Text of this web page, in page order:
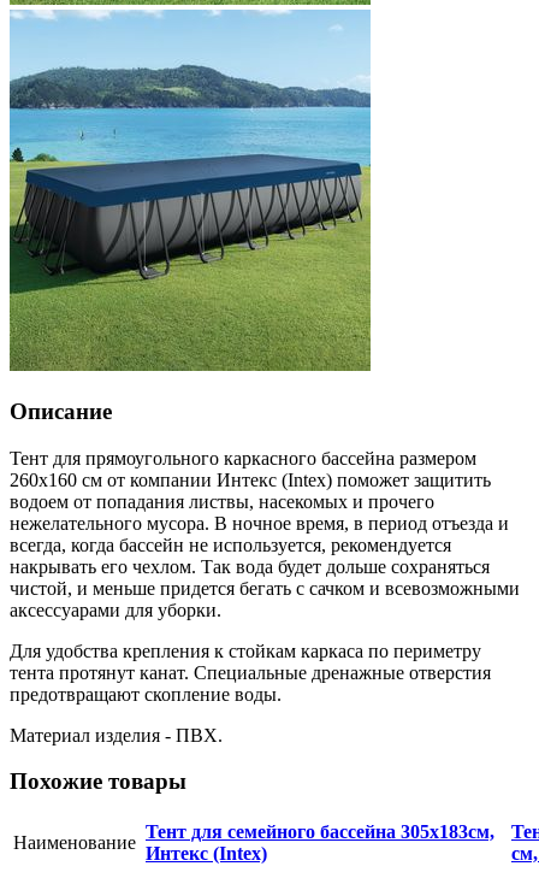
Описание
Тент для прямоугольного каркасного бассейна размером
260х160 см от компании Интекс (Intex) поможет защитить
водоем от попадания листвы, насекомых и прочего
нежелательного мусора. В ночное время, в период отъезда и
всегда, когда бассейн не используется, рекомендуется
накрывать его чехлом. Так вода будет дольше сохраняться
чистой, и меньше придется бегать с сачком и всевозможными
аксессуарами для уборки.
Для удобства крепления к стойкам каркаса по периметру
тента протянут канат. Специальные дренажные отверстия
предотвращают скопление воды.
Материал изделия - ПВХ.
Похожие товары
Наименование
Тент для семейного бассейна 305х183см,
Интекс (Intex)